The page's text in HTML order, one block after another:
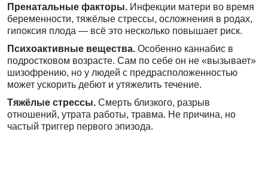
Пренатальные факторы. Инфекции матери во время
беременности, тяжёлые стрессы, осложнения в родах,
гипоксия плода — всё это несколько повышает риск.
Психоактивные вещества. Особенно каннабис в
подростковом возрасте. Сам по себе он не «вызывает»
шизофрению, но у людей с предрасположенностью
может ускорить дебют и утяжелить течение.
Тяжёлые стрессы. Смерть близкого, разрыв
отношений, утрата работы, травма. Не причина, но
частый триггер первого эпизода.